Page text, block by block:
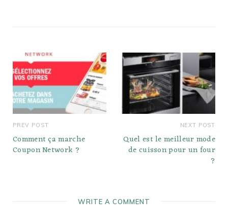
PREV POST
Comment ça marche
Coupon Network ?
NEXT POST
Quel est le meilleur mode
de cuisson pour un four
?
WRITE A COMMENT